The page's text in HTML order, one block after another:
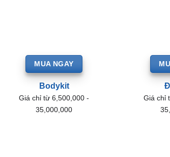
MUA NGAY
Bodykit
Giá chỉ từ 6,500,000 -
35,000,000
Giá chỉ